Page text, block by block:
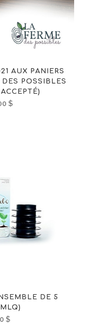
AUX PANIERS
POSSIBLES
$
DE 5
$